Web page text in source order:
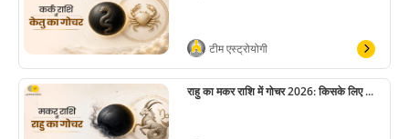
टीम एस्ट्रोयोगी
राहु का मकर राशि में गोचर 2026: किसके लिए ...